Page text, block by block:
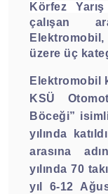
Körfez
çalışan
üzere üç
Elektromobil
KSÜ
Böceği”
yılında
arasına
yılında 70
yıl 6-12